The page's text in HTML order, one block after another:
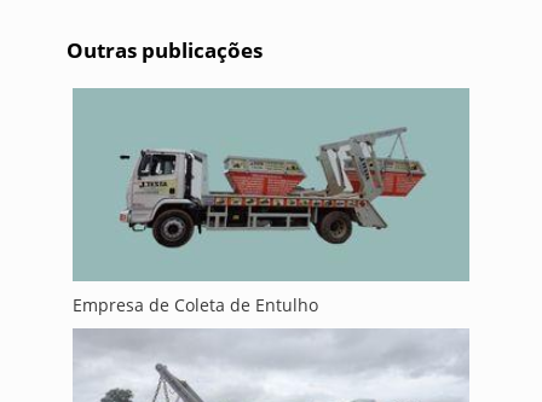
Outras publicações
Empresa de Coleta de Entulho